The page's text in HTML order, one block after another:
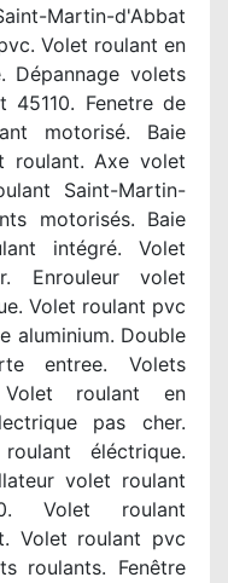
Martin-d'Abbat
Volet roulant en
Dépannage volets
45110. Fenetre de
motorisé. Baie
roulant. Axe volet
Saint-Martin-
motorisés. Baie
intégré. Volet
Enrouleur volet
Volet roulant pvc
aluminium. Double
entree. Volets
roulant en
pas cher.
éléctrique.
volet roulant
Volet roulant
Volet roulant pvc
roulants. Fenêtre